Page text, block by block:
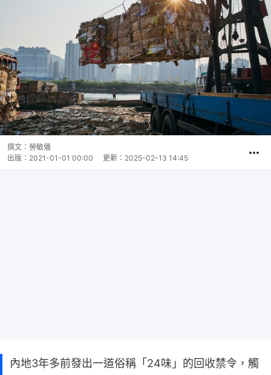
撰文： 勞敏儀
出版： 2021-01-01 00:00 更新： 2025-02-13 14:45
內地3年多前發出一道俗稱「24味」的回收禁令，觸